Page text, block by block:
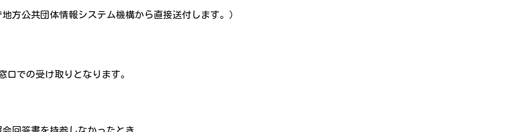
方公共団体情報システム機構から直接送付します。）
での受け取りとなります。
回答書を持参しなかったとき